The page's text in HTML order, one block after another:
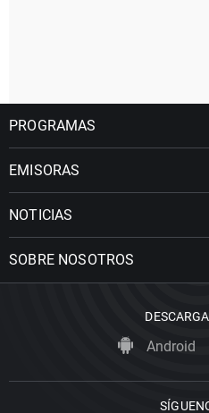
PROGRAMAS
EMISORAS
NOTICIAS
SOBRE NOSOTROS
Android